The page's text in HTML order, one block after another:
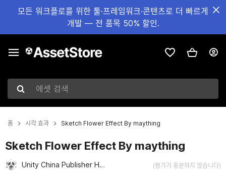
모든 워크플로를 위한 툴·프레임워크·콘텐츠로 더 빠르게
개발 — 전 품목 50% 할인.
에셋 검색
홈 시각 효과 Sketch Flower Effect By maything
Sketch Flower Effect By maything
Unity China Publisher Hub (평가가 충분하지 않습니다)